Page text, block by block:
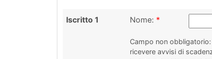
Iscritto 1 Nome: *
Campo non
ricevere avvisi di